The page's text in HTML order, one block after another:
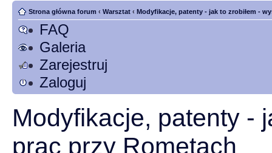
Strona główna forum ‹ Warsztat ‹ Modyfikacje, patenty - jak to zrobiłem -
FAQ
Galeria
Zarejestruj
Zaloguj
Modyfikacje, patenty -
prac przy Rometach